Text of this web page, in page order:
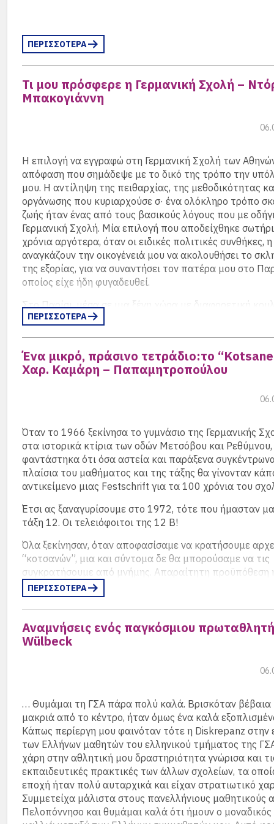
Από το αρχείο της Καίτης Κουμαντάρου (67)
ΠΕΡΙΣΣΟΤΕΡΑ
Τι μου πρόσφερε η Γερμανική Σχολή –
Μπακογιάννη
Η επιλογή να εγγραφώ στη Γερμανική Σχολή των
απόφαση που σημάδεψε με το δικό της τρόπο την
μου. Η αντίληψη της πειθαρχίας, της μεθοδικότητας
οργάνωσης που κυριαρχούσε σ· ένα ολόκληρο τρόπο
ζωής ήταν ένας από τους βασικούς λόγους που με
Γερμανική Σχολή. Μία επιλογή που αποδείχθηκε
χρόνια αργότερα, όταν οι ειδικές πολιτικές συνθήκες,
αναγκάζουν την οικογένειά μου να ακολουθήσει το
της εξορίας, για να συναντήσει τον πατέρα μου στο
οποίος είχε ήδη φυγαδευθεί.
Στο Παρίσι, μέσα σε μια ξένη χώρα με διαφορετική
αντιλήψεις και νοοτροπίες, βρίσκομαι στην εκεί
κρίκος με το παρελθόν μου, στα χρόνια της εφηβείας
πνεύμα λειτουργίας της Γερμανικής Σχολής των
στη ζωή μου. Στο εκπαιδευτικό σύστημα και στις
πάρει από τη Γερμανική Σχολή οφείλεται και η
σπουδών μου στο Πανεπιστήμιο του Μονάχου μέχρι
επιστρέφω στην Ελλάδα.
Βουλευτής Ευρυτανίας
τ. Υπουργός Πολιτισμού
ΠΕΡΙΣΣΟΤΕΡΑ
Ένα μικρό, πράσινο τετράδιο:το
Χαρ. Καμάρη – Παπαμητροπούλου
Όταν το 1966 ξεκίνησα το γυμνάσιο της Γερμανικής
στα ιστορικά κτίρια των οδών Μετσόβου και
φαντάστηκα ότι όσα αστεία και παράξενα
πλαίσια του μαθήματος και της τάξης θα γίνονταν
αντικείμενο μιας Festschrift για τα 100 χρόνια του
Έτσι ας ξαναγυρίσουμε στο 1972, τότε που ήμασταν
τάξη 12. Οι τελειόφοιτοι της 12 Β!
Όλα ξεκίνησαν, όταν αποφασίσαμε να κρατήσουμε
“κοτσανών”, μια και σύντομα δε θα μπορούσαμε να τις
συγκρατήσουμε από μνήμης. Απαραίτητη προϋπόθεση
βρεθεί, βέβαια, και το σωστό σημειωματάριο!.. Και
Ήταν ένα πράσινο, μικρού μεγέθους, τετράδιο της ΓΣΑ
παλιοί θα θυμούνται τα χρώματα των τετραδίων που
διάφορα μαθήματα), που συνήθως το
Vokabelheft των Γερμανικών.
μπορούμε να το αποκαλoύμε. Ένα όνομα πρωτότυπο
στο όνομα “Κοtsanenbuch”, προς τιμήν του
Klassenbuch!
Το εξώφυλλο διακοσμήθηκε ποικιλοτρόπως. Από
ΠΑΟ μέχρι το σύμβολο ειρήνης και φωτογραφίες
της εποχής. Στη συμμαθήτριά μας Αλίκη Πάνου
οφφίκιο του “κομιστή” του Kotsanenbuch και σε μένα
επιλογή των σταχυολογημένων κομματιών που θα
Η πρώτη Kotsana καταχωρήθηκε στις 4.10.71 και ήταν
ΠΕΡΙΣΣΟΤΕΡΑ
Αναμνήσεις ενός παγκόσμιου
Wülbeck
… Θυμάμαι τη ΓΣΑ πάρα πολύ καλά. Βρισκόταν
μακριά από το κέντρο, ήταν όμως ένα καλά
Κάπως περίεργη μου φαινόταν τότε η Diskrepanz στην
των Ελλήνων μαθητών του ελληνικού τμήματος της
χάρη στην αθλητική μου δραστηριότητα γνώρισα και
εκπαιδευτικές πρακτικές των άλλων σχολείων, τα
εποχή ήταν πολύ αυταρχικά και είχαν στρατιωτικό
Συμμετείχα μάλιστα στους πανελλήνιους μαθητικούς
Πελοπόννησο και θυμάμαι καλά ότι ήμουν ο